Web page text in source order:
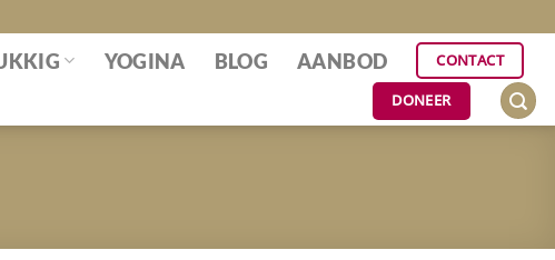
YOGINA BLOG AANBOD CONTACT
DONEER